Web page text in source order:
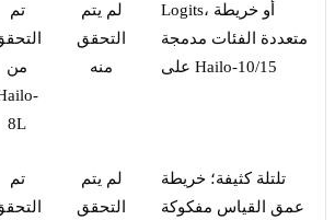
تم
من
8L
لم يتم
التحقق
منه
Logits، أو خريطة
متعددة الفئات مدمجة
على Hailo-10/15
تم
لم يتم
التحقق
تلتلة كثيفة؛ خريطة
عمق القياس مفكوكة